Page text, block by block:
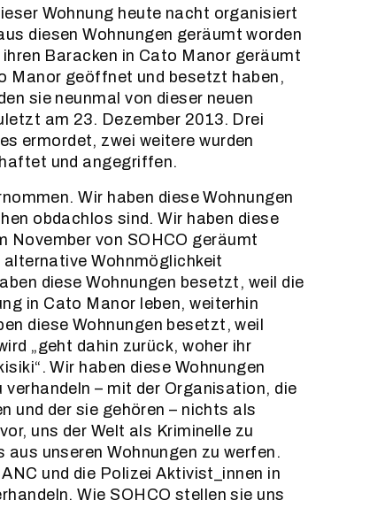
Wohnung heute nacht organisiert
diesen Wohnungen geräumt worden
Baracken in Cato Manor geräumt
Manor geöffnet und besetzt haben,
sie neunmal von dieser neuen
am 23. Dezember 2013. Drei
ermordet, zwei weitere wurden
und angegriffen.
Wir haben diese Wohnungen
obdachlos sind. Wir haben diese
November von SOHCO geräumt
Wohnmöglichkeit
diese Wohnungen besetzt, weil die
in Cato Manor leben, weiterhin
diese Wohnungen besetzt, weil
„geht dahin zurück, woher ihr
Wir haben diese Wohnungen
– mit der Organisation, die
und der sie gehören – nichts als
uns der Welt als Kriminelle zu
unseren Wohnungen zu werfen.
und die Polizei Aktivist_innen in
Wie SOHCO stellen sie uns